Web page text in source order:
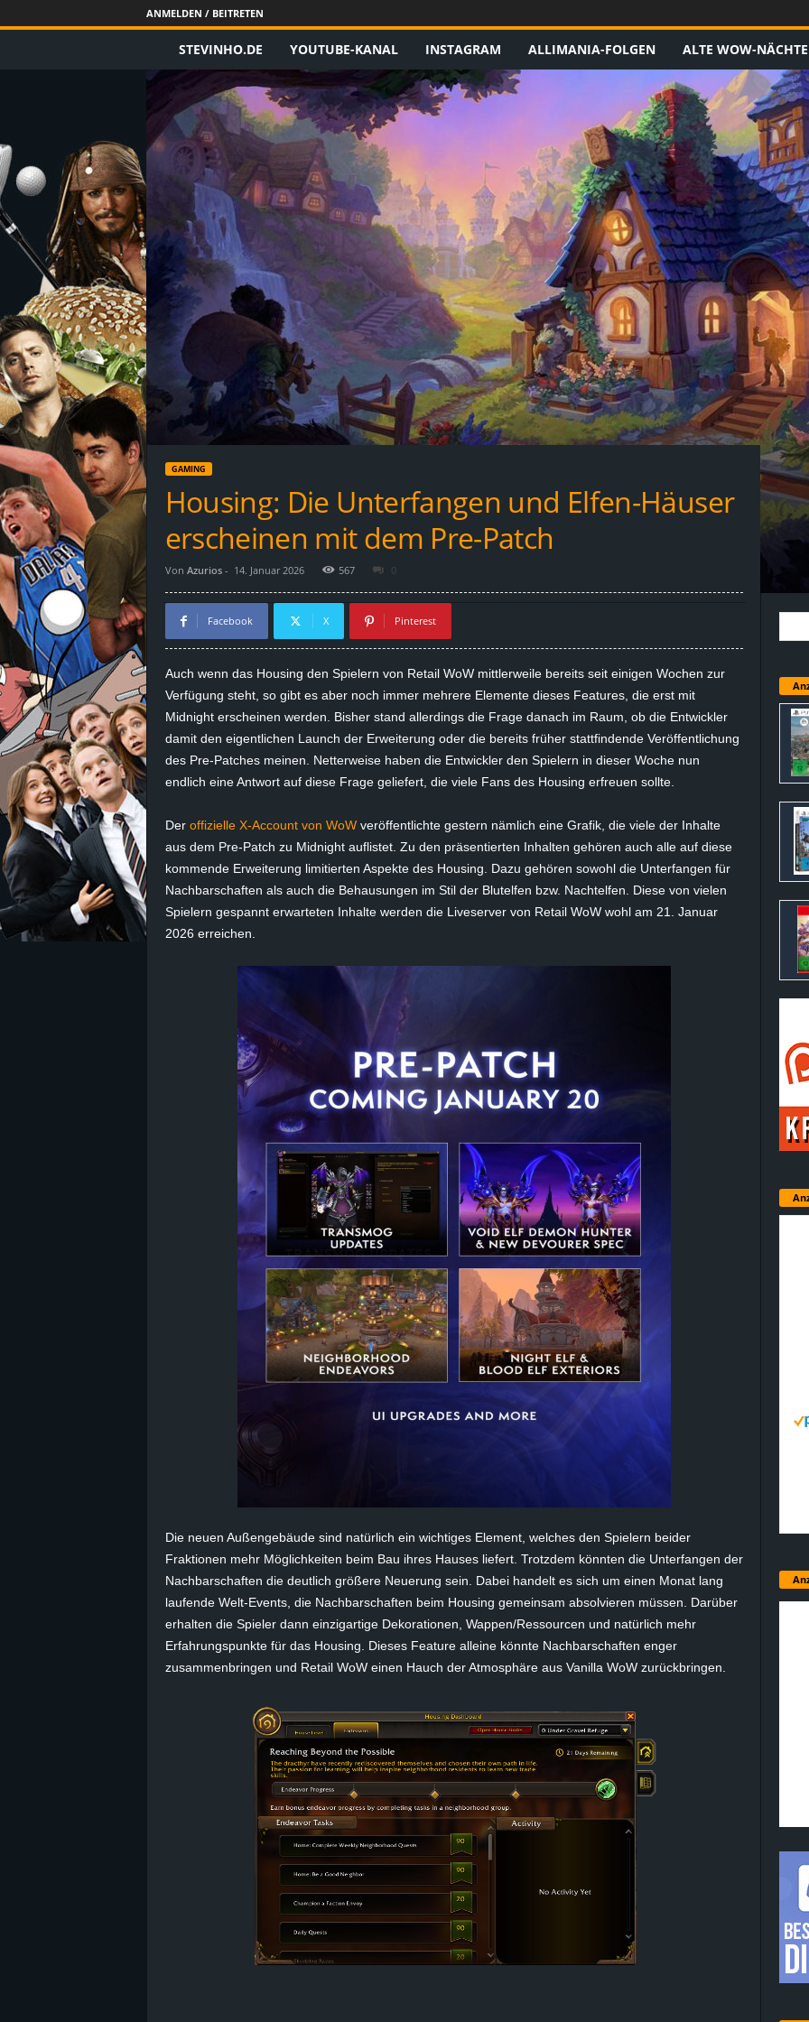
ANMELDEN / BEITRETEN
e
n
h
d
e
i
n
s
g
z
e
STEVINHO.DE YOUTUBE-KANAL INSTAGRAM ALLIMANIA-FOLGEN ALTE WOW-NÄCHTE
GAMING
Housing: Die Unterfangen und Elfen-Häuser
erscheinen mit dem Pre-Patch
Von Azurios- 14. Januar 2026 567 0
Facebook X Pinterest
Auch wenn das Housing den Spielern von Retail WoW mittlerweile bereits seit einigen Wochen zur
Verfügung steht, so gibt es aber noch immer mehrere Elemente dieses Features, die erst mit
Midnight erscheinen werden. Bisher stand allerdings die Frage danach im Raum, ob die Entwickler
damit den eigentlichen Launch der Erweiterung oder die bereits früher stattfindende Veröffentlichung
des Pre-Patches meinen. Netterweise haben die Entwickler den Spielern in dieser Woche nun
endlich eine Antwort auf diese Frage geliefert, die viele Fans des Housing erfreuen sollte.
Der offizielle X-Account von WoWveröffentlichte gestern nämlich eine Grafik, die viele der Inhalte
aus dem Pre-Patch zu Midnight auflistet. Zu den präsentierten Inhalten gehören auch alle auf diese
kommende Erweiterung limitierten Aspekte des Housing. Dazu gehören sowohl die Unterfangen für
Nachbarschaften als auch die Behausungen im Stil der Blutelfen bzw. Nachtelfen. Diese von vielen
Spielern gespannt erwarteten Inhalte werden die Liveserver von Retail WoW wohl am 21. Januar
2026 erreichen.
Die neuen Außengebäude sind natürlich ein wichtiges Element, welches den Spielern beider
Fraktionen mehr Möglichkeiten beim Bau ihres Hauses liefert. Trotzdem könnten die Unterfangen der
Nachbarschaften die deutlich größere Neuerung sein. Dabei handelt es sich um einen Monat lang
laufende Welt-Events, die Nachbarschaften beim Housing gemeinsam absolvieren müssen. Darüber
erhalten die Spieler dann einzigartige Dekorationen, Wappen/Ressourcen und natürlich mehr
Erfahrungspunkte für das Housing. Dieses Feature alleine könnte Nachbarschaften enger
zusammenbringen und Retail WoW einen Hauch der Atmosphäre aus Vanilla WoW zurückbringen.